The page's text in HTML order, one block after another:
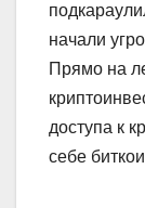
начали
Прямо на
доступа к
себе